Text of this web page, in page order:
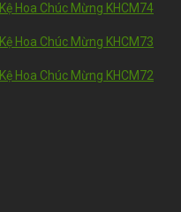
Kệ Hoa Chúc Mừng KHCM74
Kệ Hoa Chúc Mừng KHCM73
Kệ Hoa Chúc Mừng KHCM72